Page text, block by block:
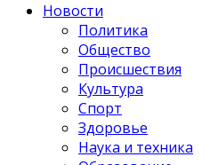
Новости
Политика
Общество
Происшествия
Культура
Спорт
Здоровье
Наука и техника